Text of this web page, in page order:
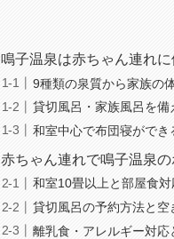
鳴子温泉は赤ちゃん連れ
9種類の泉質から家族の
貸切風呂・家族風呂を備
和室中心で布団寝ができ
赤ちゃん連れで鳴子温泉
和室10畳以上と部屋食
貸切風呂の予約方法と空
離乳食・アレルギー対応